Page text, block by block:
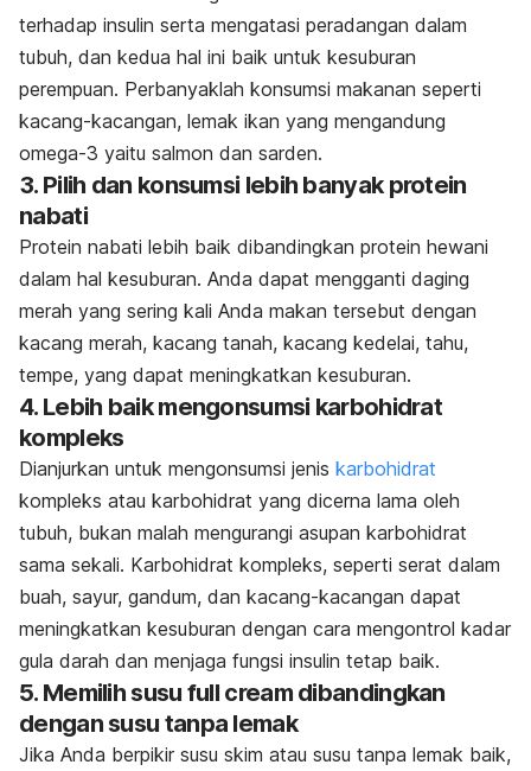
terhadap insulin serta mengatasi peradangan dalam
tubuh, dan kedua hal ini baik untuk kesuburan
perempuan. Perbanyaklah konsumsi makanan seperti
kacang-kacangan, lemak ikan yang mengandung
omega-3 yaitu salmon dan sarden.
3. Pilih dan konsumsi lebih banyak protein
nabati
Protein nabati lebih baik dibandingkan protein hewani
dalam hal kesuburan. Anda dapat mengganti daging
merah yang sering kali Anda makan tersebut dengan
kacang merah, kacang tanah, kacang kedelai, tahu,
tempe, yang dapat meningkatkan kesuburan.
4. Lebih baik mengonsumsi karbohidrat
kompleks
Dianjurkan untuk mengonsumsi jenis karbohidrat
kompleks atau karbohidrat yang dicerna lama oleh
tubuh, bukan malah mengurangi asupan karbohidrat
sama sekali. Karbohidrat kompleks, seperti serat dalam
buah, sayur, gandum, dan kacang-kacangan dapat
meningkatkan kesuburan dengan cara mengontrol kadar
gula darah dan menjaga fungsi insulin tetap baik.
5. Memilih susu full creamdibandingkan
dengan susu tanpa lemak
Jika Anda berpikir susu skim atau susu tanpa lemak baik,